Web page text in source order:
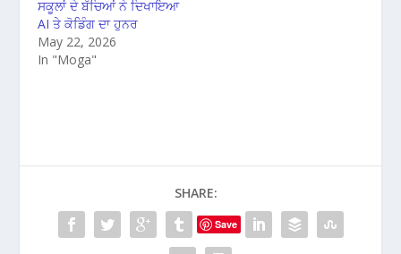
ਸਕੂਲਾਂ ਦੇ ਬੱਚਿਆਂ ਨੇ ਦਿਖਾਇਆ
AI ਤੇ ਕੋਡਿੰਗ ਦਾ ਹੁਨਰ
May 22, 2026
In "Moga"
SHARE:
Save